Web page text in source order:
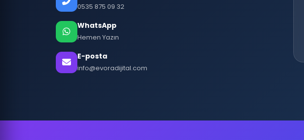
0535 875 09 32
WhatsApp
Hemen Yazın
E-posta
info@evoradijital.com